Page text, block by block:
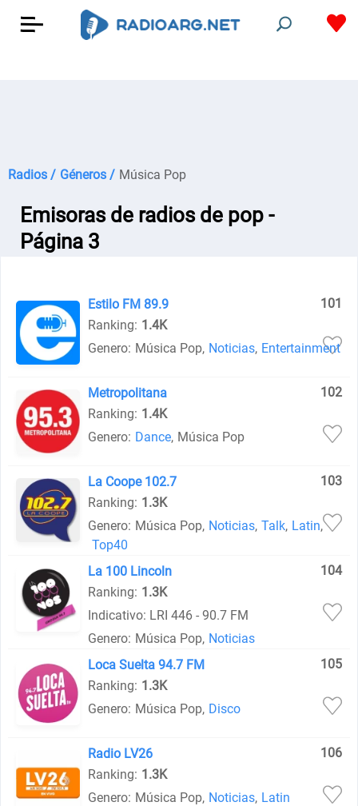
Radios / Géneros / Música Pop
Emisoras de radios de pop -
Página 3
Estilo FM 89.9
101
Ranking: 1.4K
Genero: Música Pop, Noticias, Entertainment
Metropolitana
102
Ranking: 1.4K
Genero: Dance, Música Pop
La Coope 102.7
103
Ranking: 1.3K
Genero: Música Pop, Noticias, Talk, Latin,
Top40
La 100 Lincoln
104
Ranking: 1.3K
Indicativo: LRI 446 - 90.7 FM
Genero: Música Pop, Noticias
Loca Suelta 94.7 FM
105
Ranking: 1.3K
Genero: Música Pop, Disco
Radio LV26
106
Ranking: 1.3K
Genero: Música Pop, Noticias, Latin